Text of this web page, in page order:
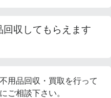
収してもらえます
用品回収・買取を行って
ご相談下さい。